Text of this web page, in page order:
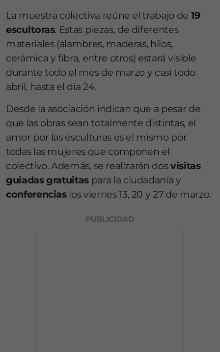
La muestra colectiva reúne el trabajo de 19
escultoras. Estas piezas, de diferentes
materiales (alambres, maderas, hilos,
cerámica y fibra, entre otros) estará visible
durante todo el mes de marzo y casi todo
abril, hasta el día 24.
Desde la asociación indican que a pesar de
que las obras sean totalmente distintas, el
amor por las esculturas es el mismo por
todas las mujeres que componen el
colectivo. Además, se realizarán dosvisitas
guiadas gratuitas para la ciudadanía y
conferenciaslos viernes 13, 20 y 27 de marzo.
PUBLICIDAD